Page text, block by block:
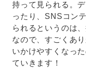
持って見られる。
ったり、SNSコン
られるというのは
なので、すごくあ
いかけやすくなっ
ていきます！